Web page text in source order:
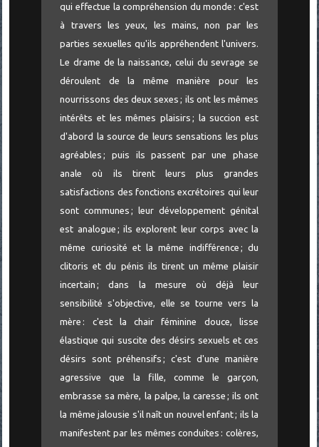
qui effectue la compréhension du monde : c'est
à travers les yeux, les mains, non par les
parties sexuelles qu'ils appréhendent l'univers.
Le drame de la naissance, celui du sevrage se
déroulent de la même manière pour les
nourrissons des deux sexes ; ils ont les mêmes
intérêts et les mêmes plaisirs ; la succion est
d'abord la source de leurs sensations les plus
agréables ; puis ils passent par une phase
anale où ils tirent leurs plus grandes
satisfactions des fonctions excrétoires qui leur
sont communes ; leur développement génital
est analogue ; ils explorent leur corps avec la
même curiosité et la même indifférence ; du
clitoris et du pénis ils tirent un même plaisir
incertain ; dans la mesure où déjà leur
sensibilité s'objective, elle se tourne vers la
mère : c'est la chair féminine douce, lisse
élastique qui suscite des désirs sexuels et ces
désirs sont préhensifs ; c'est d'une manière
agressive que la fille, comme le garçon,
embrasse sa mère, la palpe, la caresse ; ils ont
la même jalousie s'il naît un nouvel enfant ; ils la
manifestent par les mêmes conduites : colères,